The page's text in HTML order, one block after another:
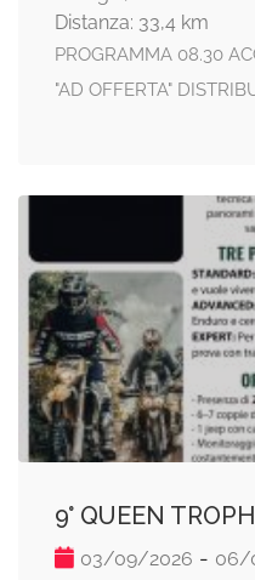
Distanza: 33,4 km
PROGRAMMA 08.30
"AD OFFERTA"
9° QUEEN
03/09/2026 - 06/